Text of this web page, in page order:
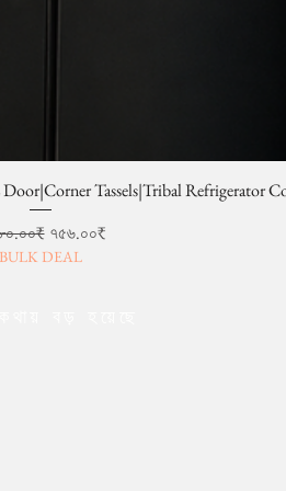
Tassels|Tribal Refrigerator
PriceSale Price
৭৫৬.০০₹
BULK DEAL